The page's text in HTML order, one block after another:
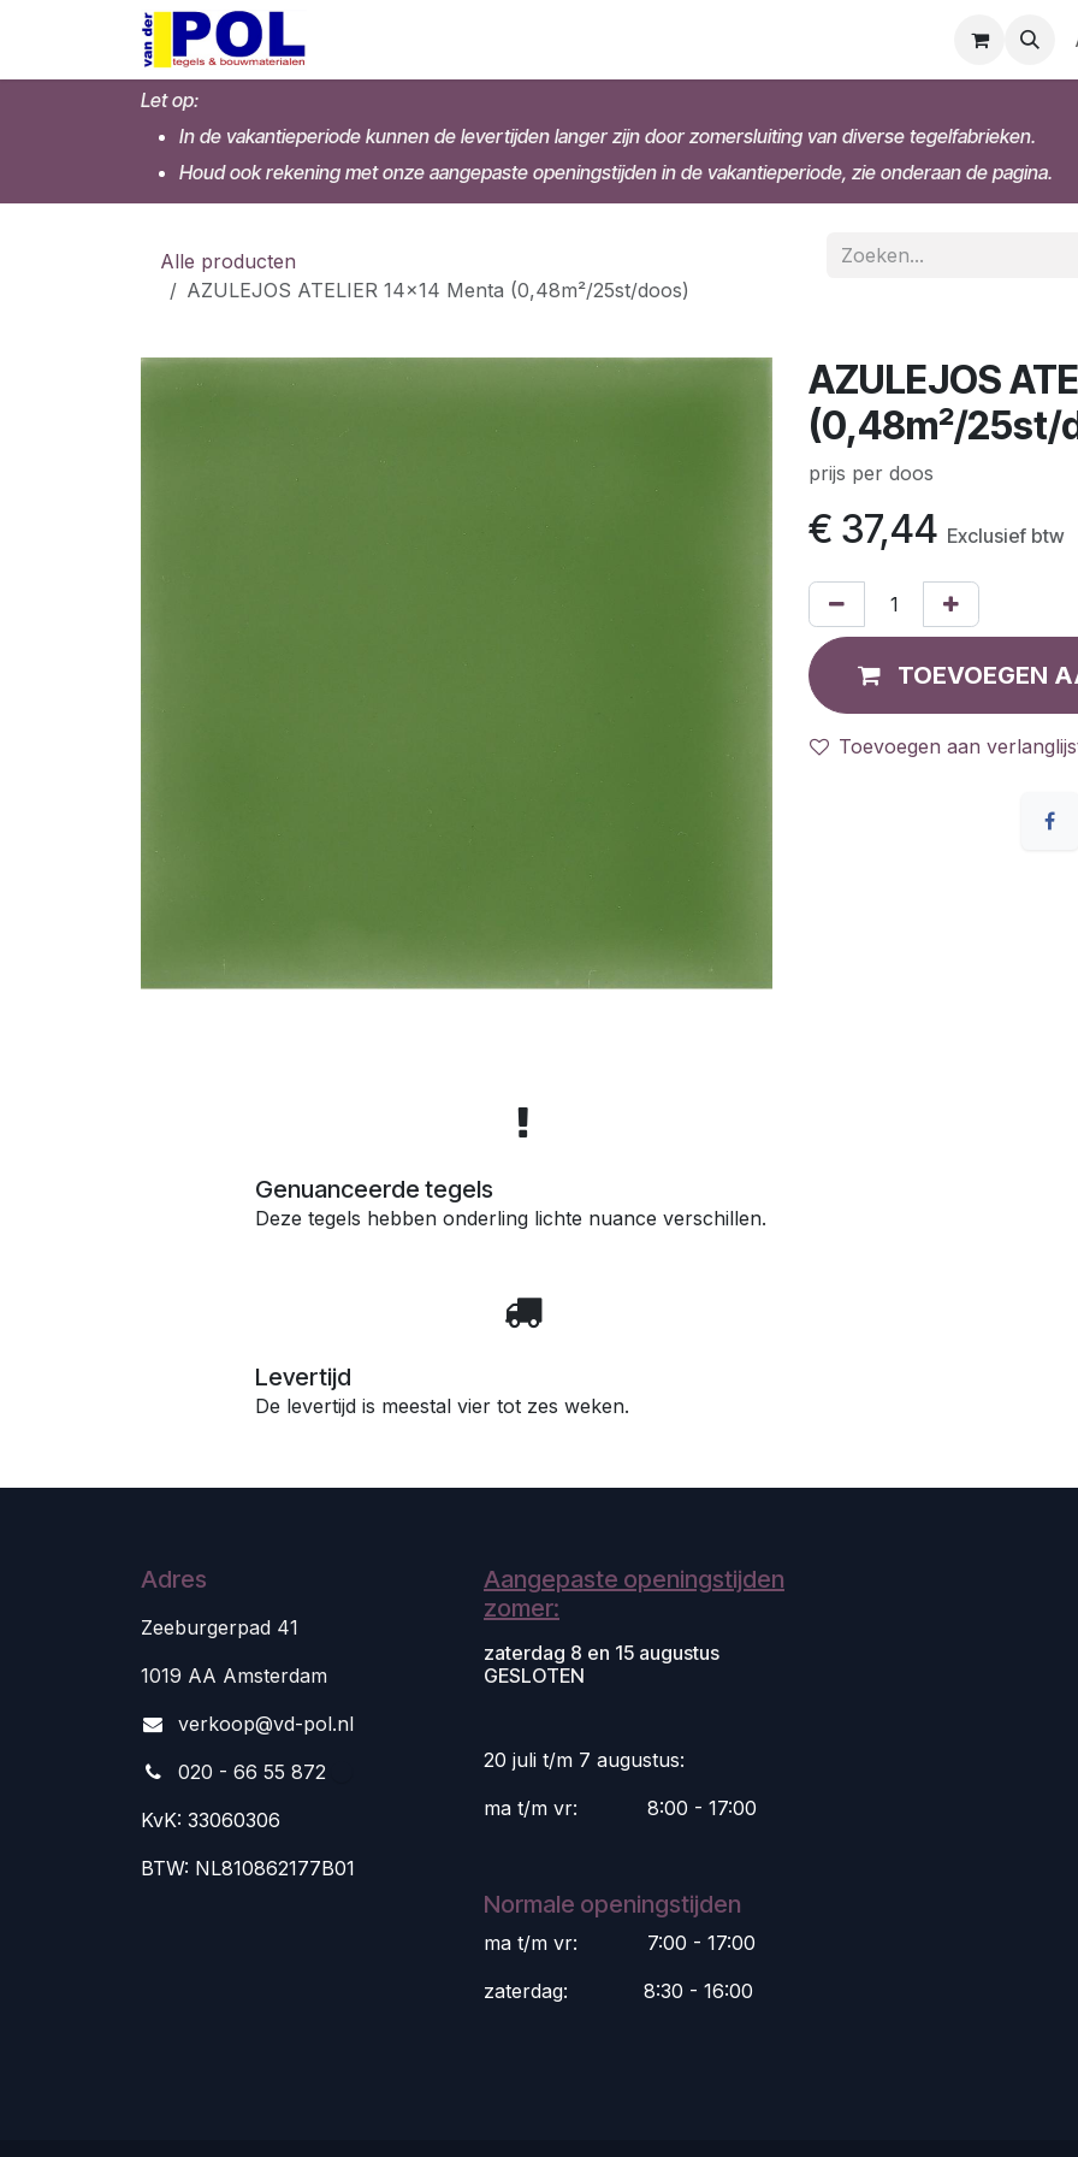
Overslaan naar inhoud
Let op:
In de vakantieperiode kunnen de levertijden langer zijn door zomersluiting van diverse tegelfabrieken.
Houd ook rekening met onze aangepaste openingstijden in de vakantieperiode, zie onderaan de pagina.
Alle producten
AZULEJOS ATELIER 14x14 Menta (0,48m²/25st/doos)
AZULEJOS
(0,48m²/25st/
prijs per doos
€ 37,44 Exclusief btw
TOEVOEGEN
Toevoegen aan
Genuanceerde tegels
Deze tegels hebben onderling lichte nuance verschillen.
Levertijd
De levertijd is meestal vier tot zes weken.
Adres
Zeeburgerpad 41
1019 AA Amsterdam
verkoop@vd-pol.nl
020 - 66 55 872
KvK: 33060306
BTW: NL810862177B01
Aangepaste openingstijden
zomer:
zaterdag 8 en 15 augustus
GESLOTEN
20 juli t/m 7 augustus:
ma t/m vr:
​8:00 - 17:00
Normale openingstijden
ma t/m vr:
​7:00 - 17:00
zaterdag:
​8:30 - 16:00